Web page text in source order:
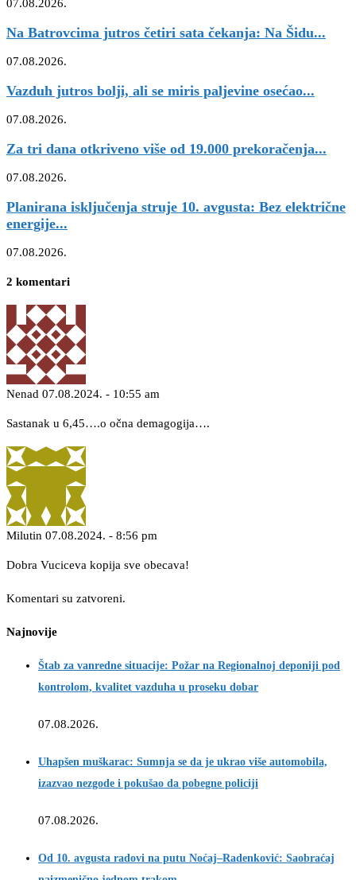
07.08.2026.
Na Batrovcima jutros četiri sata čekanja: Na Šidu...
07.08.2026.
Vazduh jutros bolji, ali se miris paljevine osećao...
07.08.2026.
Za tri dana otkriveno više od 19.000 prekoračenja...
07.08.2026.
Planirana isključenja struje 10. avgusta: Bez električne
energije...
07.08.2026.
2 komentari
Nenad 07.08.2024. - 10:55 am
Sastanak u 6,45….o očna demagogija….
Milutin 07.08.2024. - 8:56 pm
Dobra Vuciceva kopija sve obecava!
Komentari su zatvoreni.
Najnovije
Štab za vanredne situacije: Požar na Regionalnoj deponiji pod
kontrolom, kvalitet vazduha u proseku dobar
07.08.2026.
Uhapšen muškarac: Sumnja se da je ukrao više automobila,
izazvao nezgode i pokušao da pobegne policiji
07.08.2026.
Od 10. avgusta radovi na putu Noćaj–Radenković: Saobraćaj